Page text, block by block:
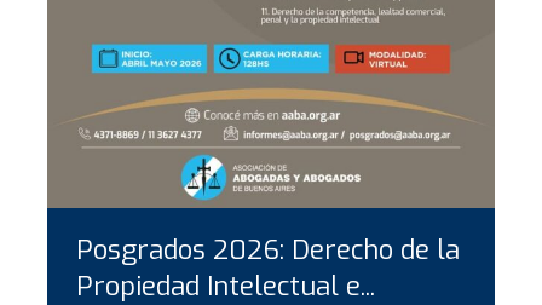
Posgrados 2026: Derecho de la
Propiedad Intelectual e...